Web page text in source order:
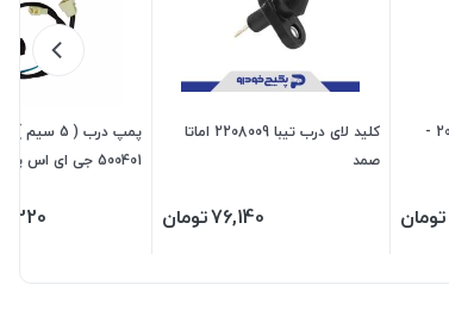
موتور تنظیم چراغ جلو پژو 206 -
تومان
کلید لای درب تیبا 2208009 اماتا
صمد
76,140تومان
پمپ درب ( 5
500401 جی ای اس پی